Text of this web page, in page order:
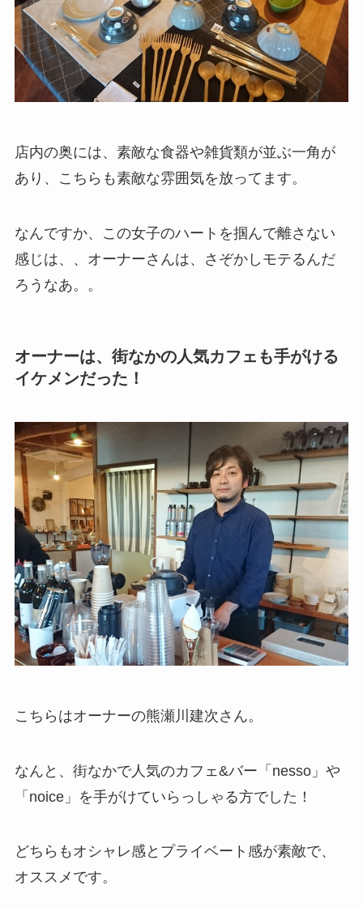
店内の奥には、素敵な食器や雑貨類が並ぶ一角が
あり、こちらも素敵な雰囲気を放ってます。
なんですか、この女子のハートを掴んで離さない
感じは、、オーナーさんは、さぞかしモテるんだ
ろうなあ。。
オーナーは、街なかの人気カフェも手がける
イケメンだった！
こちらはオーナーの熊瀬川建次さん。
なんと、街なかで人気のカフェ&バー「nesso」や
「noice」を手がけていらっしゃる方でした！
どちらもオシャレ感とプライベート感が素敵で、
オススメです。